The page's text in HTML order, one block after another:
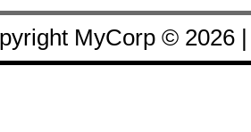
MyCorp © 2026